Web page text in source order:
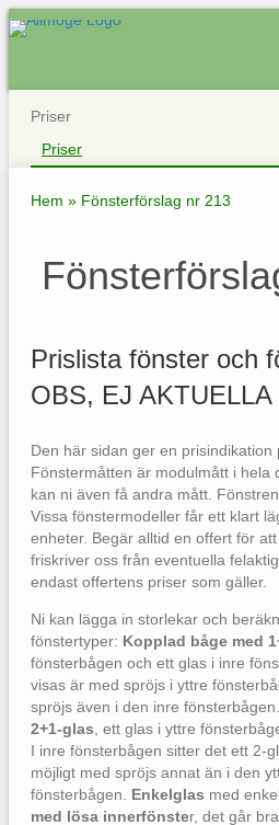
Priser
Priser
Hem » Fönsterförslag nr 213
Prislista fönster och
OBS, EJ AKTUELLA
Den här sidan ger en prisindikation
Fönstermåtten är modulmått i hela
kan ni även få andra mått.
Vissa fönstermodeller får ett klart
enheter. Begär alltid en offert för
friskriver oss från eventuella
endast offertens priser som gäller.
Ni kan lägga in storlekar och
fönstertyper: Kopplad båge med
fönsterbågen och ett glas i inre
visas är med spröjs i yttre
spröjs även i den inre fönsterbågen.
2+1-glas , ett glas i yttre
I inre fönsterbågen sitter det ett 2-
möjligt med spröjs annat än i den
fönsterbågen. Enkelglas med
med lösa innerfönster, det går